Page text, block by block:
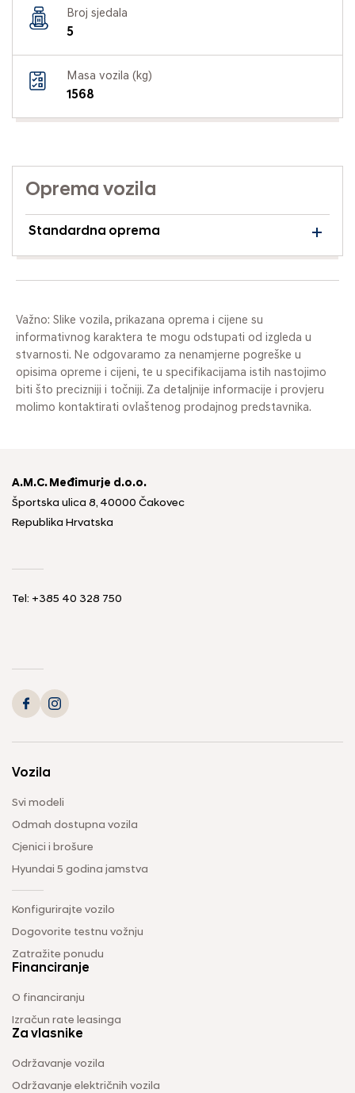
Broj sjedala
5
Masa vozila (kg)
1568
Oprema vozila
Standardna oprema
Važno: Slike vozila, prikazana oprema i cijene su
informativnog karaktera te mogu odstupati od izgleda u
stvarnosti. Ne odgovaramo za nenamjerne pogreške u
opisima opreme i cijeni, te u specifikacijama istih nastojimo
biti što precizniji i točniji. Za detaljnije informacije i provjeru
molimo kontaktirati ovlaštenog prodajnog predstavnika.
A.M.C. Međimurje d.o.o.
Športska ulica 8, 40000 Čakovec
Republika Hrvatska
Tel: +385 40 328 750
Vozila
Svi modeli
Odmah dostupna vozila
Cjenici i brošure
Hyundai 5 godina jamstva
Konfigurirajte vozilo
Dogovorite testnu vožnju
Zatražite ponudu
Financiranje
O financiranju
Izračun rate leasinga
Za vlasnike
Održavanje vozila
Održavanje električnih vozila